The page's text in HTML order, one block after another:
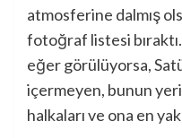
atmosferine dalmış
fotoğraf listesi
eğer görülüyorsa,
içermeyen, bunun
halkaları ve ona en